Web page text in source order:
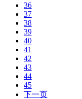
36
37
38
39
40
41
42
43
44
45
下一页